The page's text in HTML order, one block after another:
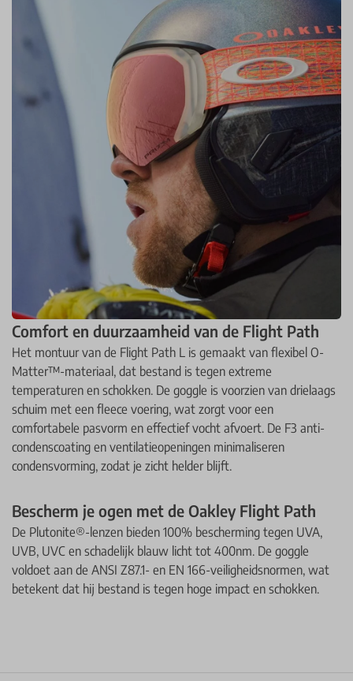
Comfort en duurzaamheid van de Flight Path
Het montuur van de Flight Path L is gemaakt van flexibel O-
Matter™-materiaal, dat bestand is tegen extreme
temperaturen en schokken. De goggle is voorzien van drielaags
schuim met een fleece voering, wat zorgt voor een
comfortabele pasvorm en effectief vocht afvoert. De F3 anti-
condenscoating en ventilatieopeningen minimaliseren
condensvorming, zodat je zicht helder blijft.
Bescherm je ogen met de Oakley Flight Path
De Plutonite®-lenzen bieden 100% bescherming tegen UVA,
UVB, UVC en schadelijk blauw licht tot 400nm. De goggle
voldoet aan de ANSI Z87.1- en EN 166-veiligheidsnormen, wat
betekent dat hij bestand is tegen hoge impact en schokken.